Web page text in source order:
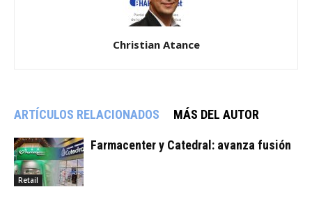
Christian Atance
ARTÍCULOS RELACIONADOS MÁS DEL AUTOR
Retail
Farmacenter y Catedral: avanza fusión